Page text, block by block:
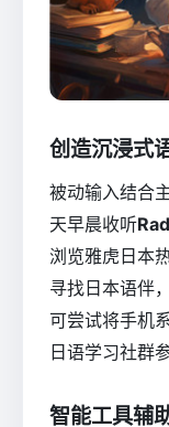
创造沉浸式
被动输入结合
天早晨收听
浏览雅虎日本
寻找日本语伴
可尝试将手机
日语学习社群
智能工具辅